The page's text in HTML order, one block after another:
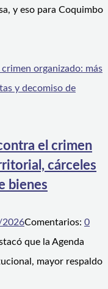
y eso para Coquimbo
el crimen
cárceles
bienes
Comentarios: 0
que la Agenda
mayor respaldo